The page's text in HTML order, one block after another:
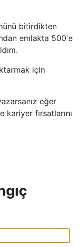
bitirdikten
emlakta 500'e
için
eğer
fırsatlarını